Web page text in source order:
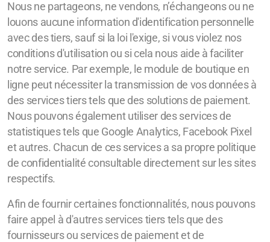
Nous ne partageons, ne vendons, n’échangeons ou ne
louons aucune information d'identification personnelle
avec des tiers, sauf si la loi l'exige, si vous violez nos
conditions d'utilisation ou si cela nous aide à faciliter
notre service. Par exemple, le module de boutique en
ligne peut nécessiter la transmission de vos données à
des services tiers tels que des solutions de paiement.
Nous pouvons également utiliser des services de
statistiques tels que Google Analytics, Facebook Pixel
et autres. Chacun de ces services a sa propre politique
de confidentialité consultable directement sur les sites
respectifs.
Afin de fournir certaines fonctionnalités, nous pouvons
faire appel à d'autres services tiers tels que des
fournisseurs ou services de paiement et de